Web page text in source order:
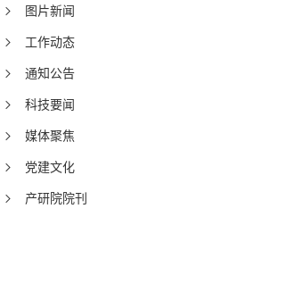
图片新闻
工作动态
通知公告
科技要闻
媒体聚焦
党建文化
产研院院刊